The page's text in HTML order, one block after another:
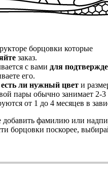
борцовки которые
заказ.
с вами для
его.
ли нужный цвет и
пары обычно занимает 2-
от 1 до 4 месяцев в
фамилию или
борцовки поскорее,